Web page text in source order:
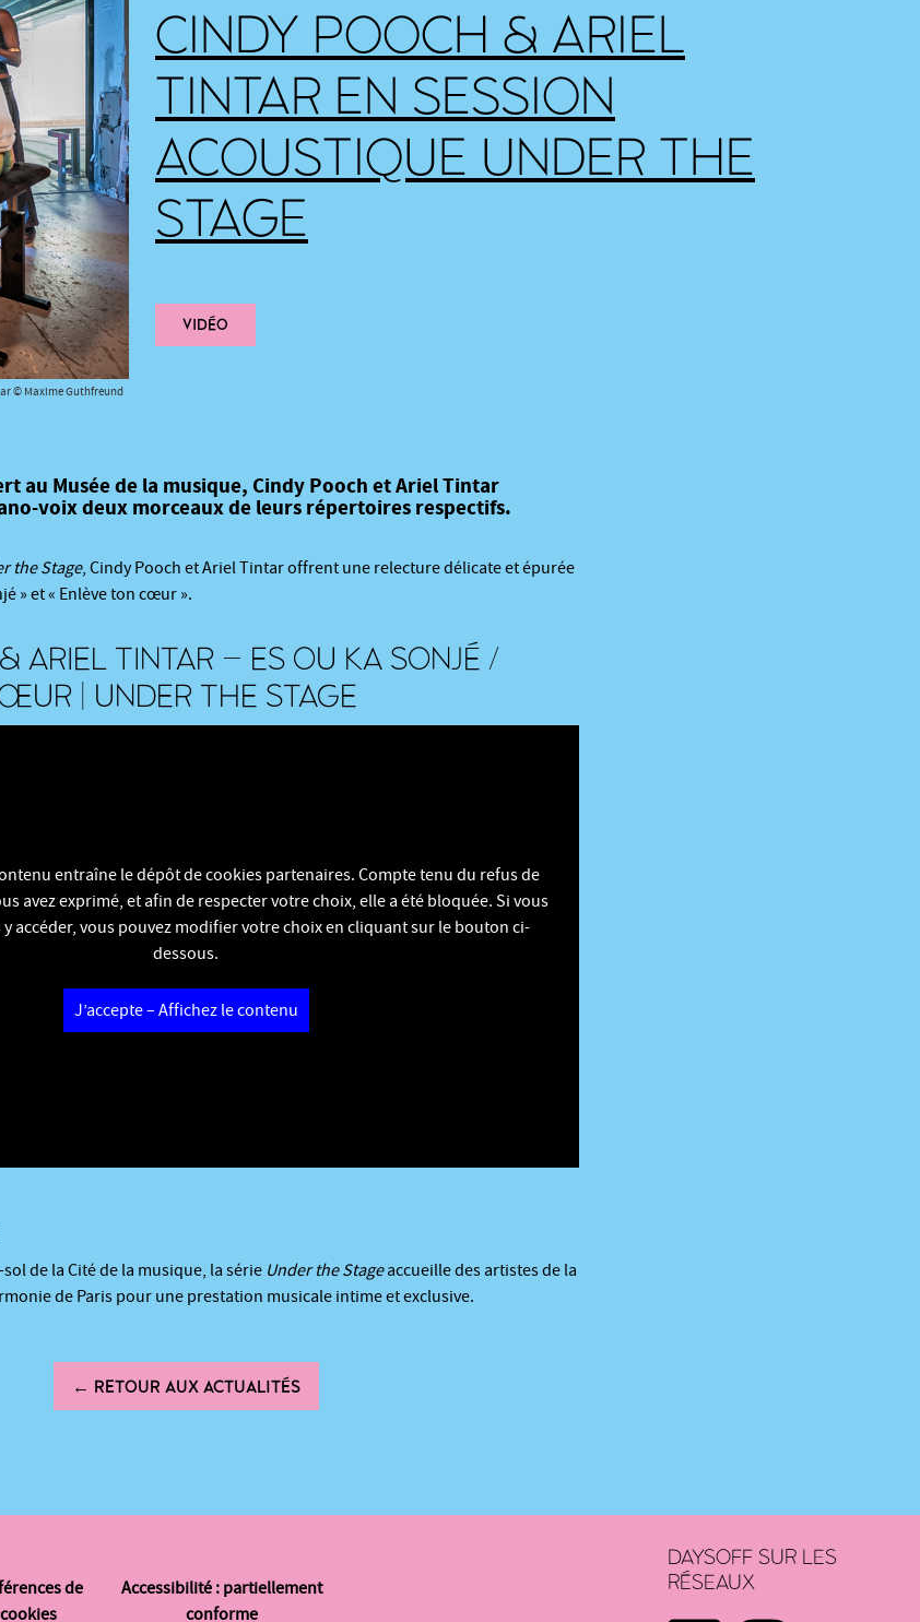
© Maxime Guthfreund
CINDY POOCH & ARIEL
TINTAR EN SESSION
ACOUSTIQUE UNDER THE
STAGE
VIDÉO
au Musée de la musique, Cindy Pooch et Ariel Tintar
voix deux morceaux de leurs répertoires respectifs.
the Stage, Cindy Pooch et Ariel Tintar offrent une relecture délicate et épurée
» et « Enlève ton cœur ».
ARIEL TINTAR – ES OU KA SONJÉ /
| UNDER THE STAGE
entraîne le dépôt de cookies partenaires. Compte tenu du refus de
avez exprimé, et afin de respecter votre choix, elle a été bloquée. Si vous
accéder, vous pouvez modifier votre choix en cliquant sur le bouton ci-
dessous.
J’accepte – Affichez le contenu
de la Cité de la musique, la série Under the Stageaccueille des artistes de la
de Paris pour une prestation musicale intime et exclusive.
← RETOUR AUX ACTUALITÉS
de
cookies
Accessibilité : partiellement
conforme
DAYSOFF SUR LES
RÉSEAUX